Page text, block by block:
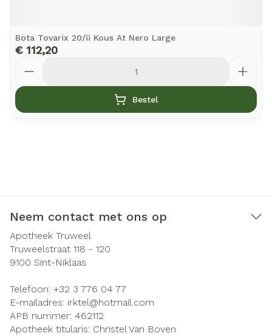
Bota Tovarix 20/ii Kous At Nero Large
€ 112,20
Bestel
Neem contact met ons op
Apotheek Truweel
Truweelstraat 118 - 120
9100 Sint-Niklaas
Telefoon: +32 3 776 04 77
E-mailadres: irktel@hotmail.com
APB nummer: 462112
Apotheek titularis: Christel Van Boven